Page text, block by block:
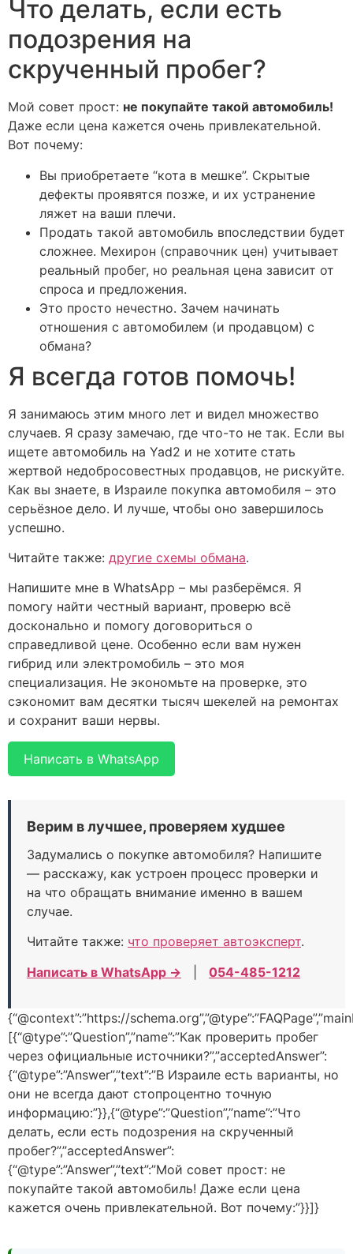
Что делать, если есть
подозрения на
скрученный пробег?
Мой совет прост: не покупайте такой автомобиль!
Даже если цена кажется очень привлекательной.
Вот почему:
Вы приобретаете “кота в мешке”. Скрытые
дефекты проявятся позже, и их устранение
ляжет на ваши плечи.
Продать такой автомобиль впоследствии будет
сложнее. Мехирон (справочник цен) учитывает
реальный пробег, но реальная цена зависит от
спроса и предложения.
Это просто нечестно. Зачем начинать
отношения с автомобилем (и продавцом) с
обмана?
Я всегда готов помочь!
Я занимаюсь этим много лет и видел множество
случаев. Я сразу замечаю, где что-то не так. Если вы
ищете автомобиль на Yad2 и не хотите стать
жертвой недобросовестных продавцов, не рискуйте.
Как вы знаете, в Израиле покупка автомобиля – это
серьёзное дело. И лучше, чтобы оно завершилось
успешно.
Читайте также: другие схемы обмана.
Напишите мне в WhatsApp – мы разберёмся. Я
помогу найти честный вариант, проверю всё
досконально и помогу договориться о
справедливой цене. Особенно если вам нужен
гибрид или электромобиль – это моя
специализация. Не экономьте на проверке, это
сэкономит вам десятки тысяч шекелей на ремонтах
и сохранит ваши нервы.
Написать в WhatsApp
Верим в лучшее, проверяем худшее
Задумались о покупке автомобиля? Напишите
— расскажу, как устроен процесс проверки и
на что обращать внимание именно в вашем
случае.
Читайте также: что проверяет автоэксперт.
Написать в WhatsApp →
054-485-1212
{“@context”:”https://
[{“@type”:”Question”,”name”:”Как проверить пробег
через официальные источники?”,”acceptedAnswer”:
{“@type”:”Answer”,”text”:”В Израиле есть варианты, но
они не всегда дают стопроцентно точную
информацию:”}},{“@type”:”Question”,”name”:”Что
делать, если есть подозрения на скрученный
пробег?”,”acceptedAnswer”:
{“@type”:”Answer”,”text”:”Мой совет прост: не
покупайте такой автомобиль! Даже если цена
кажется очень привлекательной. Вот почему:”}}]}